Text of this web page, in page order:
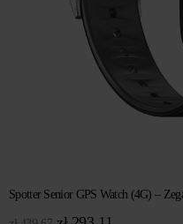
Spotter Senior GPS Watch (4G) –